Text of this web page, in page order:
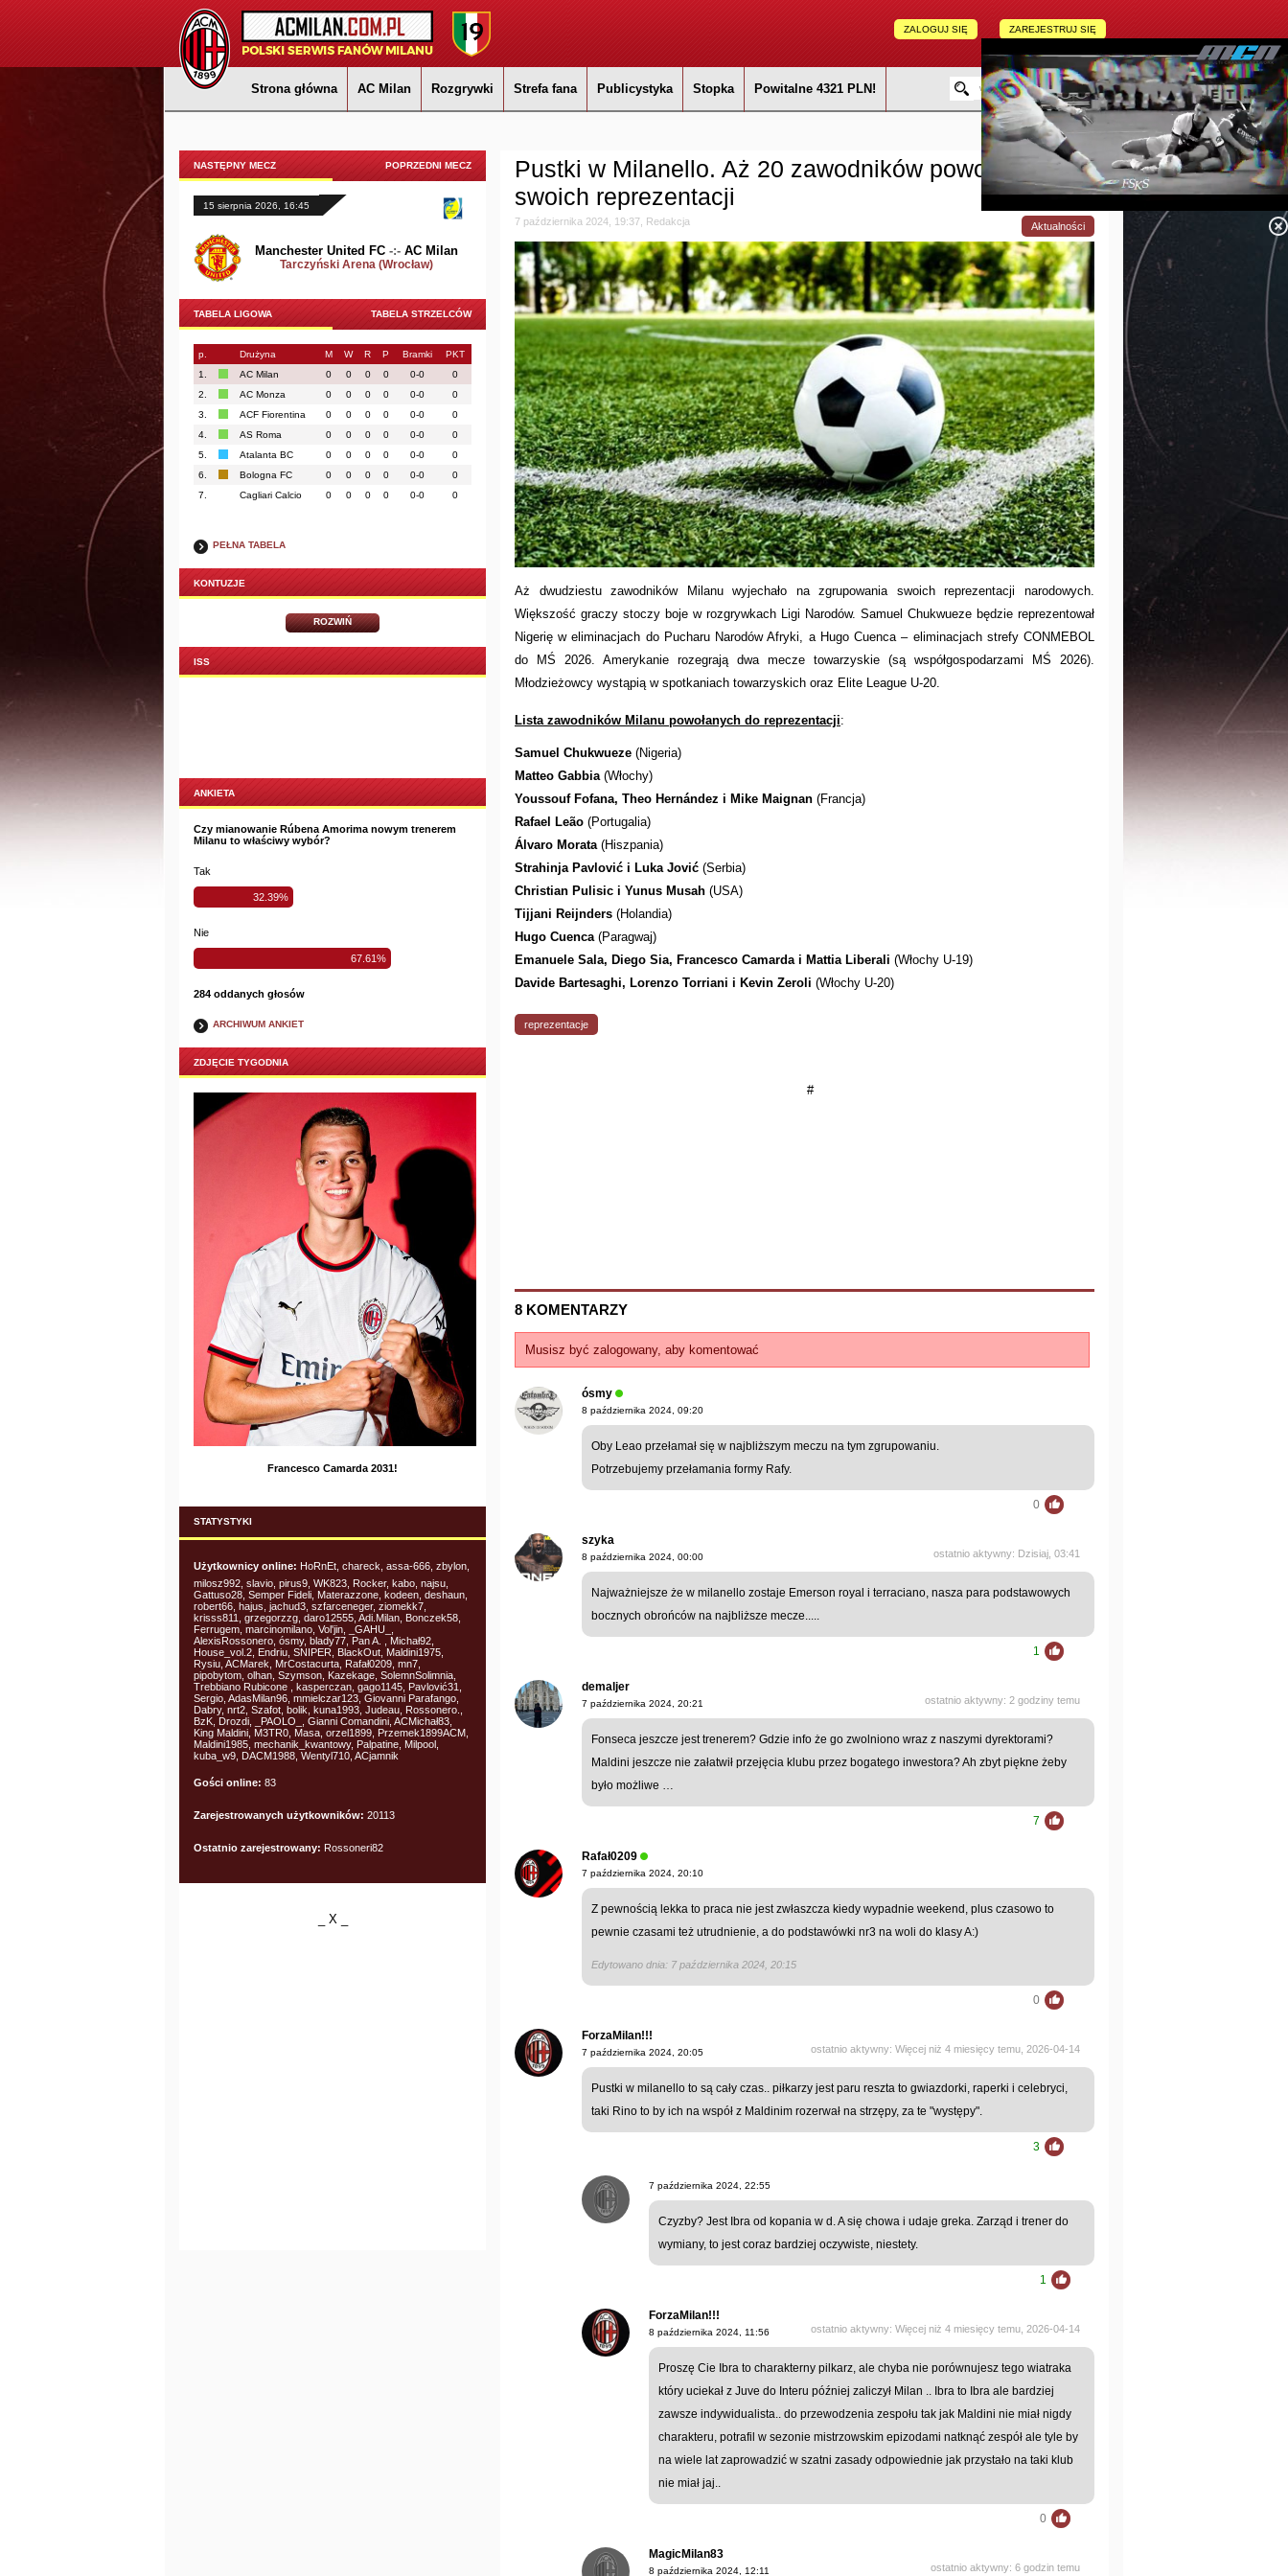
ZAREJESTRUJ SIĘ
ZALOGUJ SIĘ
Strona główna AC Milan Rozgrywki Strefa fana Publicystyka Stopka Powitalne 4321 PLN!
NASTĘPNY MECZ POPRZEDNI MECZ
15 sierpnia 2026, 16:45
Manchester United FC -:- AC Milan
Tarczyński Arena (Wrocław)
TABELA LIGOWA TABELA STRZELCÓW
p. Drużyna M W R P Bramki
PKT
1.
AC Milan 0 0 0 0 0-0
0
2.
AC Monza 0 0 0 0 0-0
0
3.
ACF Fiorentina 0 0 0 0 0-0
0
4.
AS Roma 0 0 0 0 0-0
0
5.
Atalanta BC 0 0 0 0 0-0
0
6.
Bologna FC 0 0 0 0 0-0
0
7.
Cagliari Calcio 0 0 0 0 0-0 0
PEŁNA TABELA
KONTUZJE
ROZWIŃ
ISS
ANKIETA
Czy mianowanie Rúbena Amorima nowym trenerem
Milanu to właściwy wybór?
Tak
32.39%
Nie
67.61%
284 oddanych głosów
ARCHIWUM ANKIET
ZDJĘCIE TYGODNIA
Francesco Camarda 2031!
STATYSTYKI
Użytkownicy online: HoRnEt, chareck, assa-666, zbylon,
milosz992, slavio, pirus9, WK823, Rocker, kabo, najsu,
Gattuso28, Semper Fideli, Materazzone, kodeen, deshaun,
robert66, hajus, jachud3, szfarceneger, ziomekk7,
krisss811, grzegorzzg, daro12555, Adi.Milan, Bonczek58,
Ferrugem, marcinomilano, Vol'jin, _GAHU_,
AlexisRossonero, ósmy, blady77, Pan A. , Michał92,
House_vol.2, Endriu, SNIPER, BlackOut, Maldini1975,
Rysiu, ACMarek, MrCostacurta, Rafał0209, mn7,
pipobytom, olhan, Szymson, Kazekage, SolemnSolimnia,
Trebbiano Rubicone , kasperczan, gago1145, Pavlović31,
Sergio, AdasMilan96, mmielczar123, Giovanni Parafango,
Dabry, nrt2, Szafot, bolik, kuna1993, Judeau, Rossonero.,
BzK, Drozdi, _PAOLO_, Gianni Comandini, ACMichał83,
King Maldini, M3TR0, Masa, orzel1899, Przemek1899ACM,
Maldini1985, mechanik_kwantowy, Palpatine, Milpool,
kuba_w9, DACM1988, Wentyl710, ACjamnik
Gości online: 83
Zarejestrowanych użytkowników: 20113
Ostatnio zarejestrowany: Rossoneri82
_ X _
Pustki w Milanello. Aż 20 zawodników powołanych do
swoich reprezentacji
7 października 2024, 19:37, Redakcja Aktualności
Aż dwudziestu zawodników Milanu wyjechało na zgrupowania swoich reprezentacji narodowych.
Większość graczy stoczy boje w rozgrywkach Ligi Narodów. Samuel Chukwueze będzie reprezentował
Nigerię w eliminacjach do Pucharu Narodów Afryki, a Hugo Cuenca – eliminacjach strefy CONMEBOL
do MŚ 2026. Amerykanie rozegrają dwa mecze towarzyskie (są współgospodarzami MŚ 2026).
Młodzieżowcy wystąpią w spotkaniach towarzyskich oraz Elite League U-20.
Lista zawodników Milanu powołanych do reprezentacji:
Samuel Chukwueze (Nigeria)
Matteo Gabbia (Włochy)
Youssouf Fofana, Theo Hernández i Mike Maignan (Francja)
Rafael Leão (Portugalia)
Álvaro Morata (Hiszpania)
Strahinja Pavlović i Luka Jović (Serbia)
Christian Pulisic i Yunus Musah (USA)
Tijjani Reijnders (Holandia)
Hugo Cuenca (Paragwaj)
Emanuele Sala, Diego Sia, Francesco Camarda i Mattia Liberali (Włochy U-19)
Davide Bartesaghi, Lorenzo Torriani i Kevin Zeroli (Włochy U-20)
reprezentacje
#
8 KOMENTARZY
Musisz być zalogowany, aby komentować
ósmy
8 października 2024, 09:20
Oby Leao przełamał się w najbliższym meczu na tym zgrupowaniu.
Potrzebujemy przełamania formy Rafy.
0
szyka
ostatnio aktywny: Dzisiaj, 03:41
8 października 2024, 00:00
Najważniejsze że w milanello zostaje Emerson royal i terraciano, nasza para podstawowych
bocznych obrońców na najbliższe mecze.....
1
demaljer
ostatnio aktywny: 2 godziny temu
7 października 2024, 20:21
Fonseca jeszcze jest trenerem? Gdzie info że go zwolniono wraz z naszymi dyrektorami?
Maldini jeszcze nie załatwił przejęcia klubu przez bogatego inwestora? Ah zbyt piękne żeby
było możliwe …
7
Rafał0209
7 października 2024, 20:10
Z pewnością lekka to praca nie jest zwłaszcza kiedy wypadnie weekend, plus czasowo to
pewnie czasami też utrudnienie, a do podstawówki nr3 na woli do klasy A:)
Edytowano dnia: 7 października 2024, 20:15
0
ForzaMilan!!!
ostatnio aktywny: Więcej niż 4 miesięcy temu, 2026-04-14
7 października 2024, 20:05
Pustki w milanello to są cały czas.. piłkarzy jest paru reszta to gwiazdorki, raperki i celebryci,
taki Rino to by ich na współ z Maldinim rozerwał na strzępy, za te "występy".
3
7 października 2024, 22:55
Czyzby? Jest Ibra od kopania w d. A się chowa i udaje greka. Zarząd i trener do
wymiany, to jest coraz bardziej oczywiste, niestety.
1
ForzaMilan!!!
ostatnio aktywny: Więcej niż 4 miesięcy temu, 2026-04-14
8 października 2024, 11:56
Proszę Cie Ibra to charakterny pilkarz, ale chyba nie porównujesz tego wiatraka
który uciekał z Juve do Interu później zaliczył Milan .. Ibra to Ibra ale bardziej
zawsze indywidualista.. do przewodzenia zespołu tak jak Maldini nie miał nigdy
charakteru, potrafil w sezonie mistrzowskim epizodami natknąć zespół ale tyle by
na wiele lat zaprowadzić w szatni zasady odpowiednie jak przystało na taki klub
nie miał jaj..
0
MagicMilan83
ostatnio aktywny: 6 godzin temu
8 października 2024, 12:11